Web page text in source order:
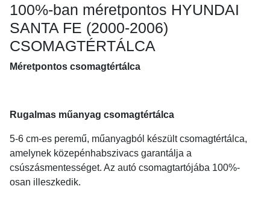
100%-ban méretpontos HYUNDAI
SANTA FE (2000-2006)
CSOMAGTÉRTÁLCA
Méretpontos csomagtértálca
Rugalmas műanyag csomagtértálca
5-6 cm-es peremű, műanyagból készült csomagtértálca,
amelynek közepénhabszivacs garantálja a
csúszásmentességet. Az autó csomagtartójába 100%-
osan illeszkedik.